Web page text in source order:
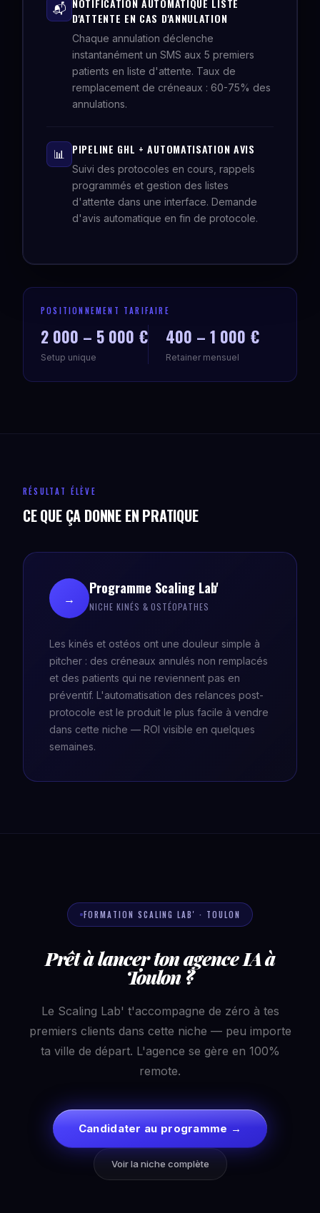
📬 NOTIFICATION AUTOMATIQUE LISTE
D'ATTENTE EN CAS D'ANNULATION
Chaque annulation déclenche
instantanément un SMS aux 5 premiers
patients en liste d'attente. Taux de
remplacement de créneaux : 60-75% des
annulations.
📊 PIPELINE GHL + AUTOMATISATION AVIS
Suivi des protocoles en cours, rappels
programmés et gestion des listes
d'attente dans une interface. Demande
d'avis automatique en fin de protocole.
POSITIONNEMENT TARIFAIRE
2 000 – 5 000 €
Setup unique
400 – 1 000 €
Retainer mensuel
RÉSULTAT ÉLÈVE
CE QUE ÇA DONNE EN PRATIQUE
→
Programme Scaling Lab'
NICHE KINÉS & OSTÉOPATHES
Les kinés et ostéos ont une douleur simple à
pitcher : des créneaux annulés non remplacés
et des patients qui ne reviennent pas en
préventif. L'automatisation des relances post-
protocole est le produit le plus facile à vendre
dans cette niche — ROI visible en quelques
semaines.
FORMATION SCALING LAB' · TOULON
Prêt à lancer ton agence IA à
Toulon ?
Le Scaling Lab' t'accompagne de zéro à tes
premiers clients dans cette niche — peu importe
ta ville de départ. L'agence se gère en 100%
remote.
Candidater au programme →
Voir la niche complète